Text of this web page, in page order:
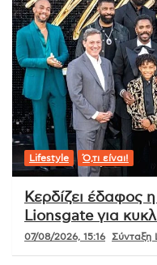
Lifestyle Ό,τι είναι!
Κερδίζει έδαφος
Lionsgate για
07/08/2026, 15:16 Σύνταξη